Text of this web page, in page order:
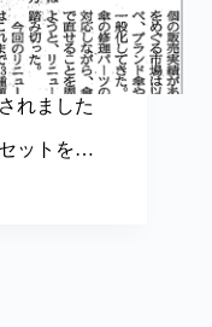
れました
ットを…